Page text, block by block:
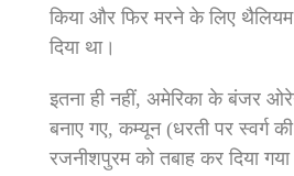
किया और फिर मरने के लिए
दिया था।
इतना ही नहीं, अमेरिका के बंजर
बनाए गए, कम्यून (धरती पर स्वर्ग
रजनीशपुरम को तबाह कर दिया